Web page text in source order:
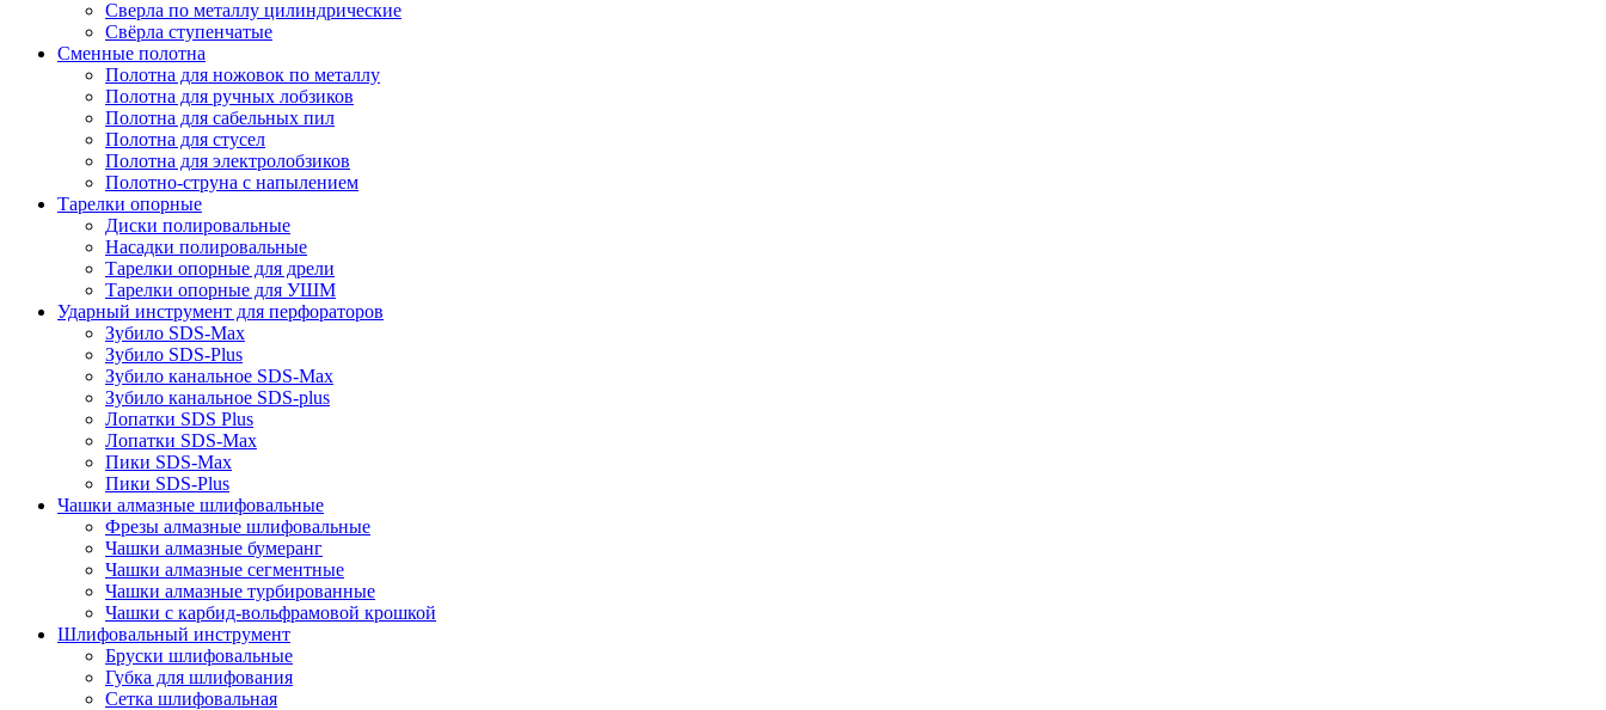
Сверла по металлу цилиндрические
Свёрла ступенчатые
Сменные полотна
Полотна для ножовок по металлу
Полотна для ручных лобзиков
Полотна для сабельных пил
Полотна для стусел
Полотна для электролобзиков
Полотно-струна с напылением
Тарелки опорные
Диски полировальные
Насадки полировальные
Тарелки опорные для дрели
Тарелки опорные для УШМ
Ударный инструмент для перфораторов
Зубило SDS-Max
Зубило SDS-Plus
Зубило канальное SDS-Max
Зубило канальное SDS-plus
Лопатки SDS Plus
Лопатки SDS-Max
Пики SDS-Max
Пики SDS-Plus
Чашки алмазные шлифовальные
Фрезы алмазные шлифовальные
Чашки алмазные бумеранг
Чашки алмазные сегментные
Чашки алмазные турбированные
Чашки с карбид-вольфрамовой крошкой
Шлифовальный инструмент
Бруски шлифовальные
Губка для шлифования
Сетка шлифовальная